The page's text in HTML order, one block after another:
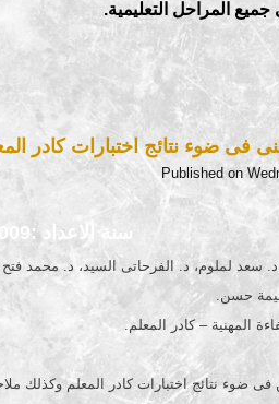
فى ضوء نتائج اختبارات كادر
Published on
سنة الاعداد :2009
سعد لملوم، د. الفرحاتى السيد، د. محمد فتح
المهنية – كادر المعلم.
ضوء نتائج اختبارات كادر المعلم وكذلك